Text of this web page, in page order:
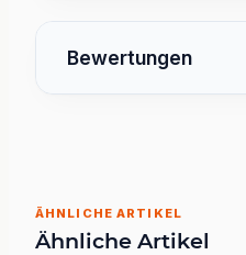
Bewertungen
ÄHNLICHE ARTIKEL
Ähnliche Artikel